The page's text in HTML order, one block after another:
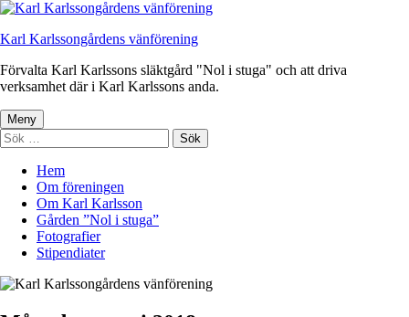
Gå
innehåll
Karl Karlssongårdens vänförening
Förvalta Karl Karlssons släktgård "Nol i stuga" och att driva
verksamhet där i Karl Karlssons anda.
Primär
meny
Meny
Sök
efter:
Hem
Om föreningen
Om Karl Karlsson
Gården ”Nol i stuga”
Fotografier
Stipendiater